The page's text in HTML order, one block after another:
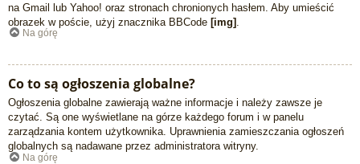
na Gmail lub Yahoo! oraz stronach chronionych hasłem. Aby umieścić
obrazek w poście, użyj znacznika BBCode [img]
Na górę
Co to są ogłoszenia globalne?
Ogłoszenia globalne zawierają ważne informacje i należy zawsze je
czytać. Są one wyświetlane na górze każdego forum i w panelu
zarządzania kontem użytkownika. Uprawnienia zamieszczania ogłoszeń
globalnych są nadawane przez administratora witryny.
Na górę